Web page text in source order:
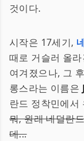
것이다.
시작은 17세기,
때로 거슬러 올
여겨졌으나, 그 후
롱스라는 이름은
란드 정착민에
뭐, 원래 네덜란
데...